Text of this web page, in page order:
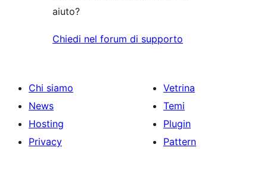
aiuto?
Chiedi nel forum di supporto
Chi siamo
News
Hosting
Privacy
Vetrina
Temi
Plugin
Pattern